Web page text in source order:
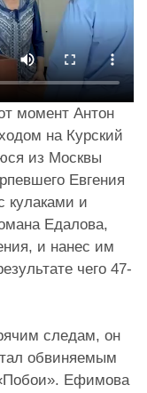
момент Антон
на Курский
из Москвы
Евгения
кулаками и
Едалова,
и нанес им
чего 47-
следам, он
обвиняемым
Ефимова